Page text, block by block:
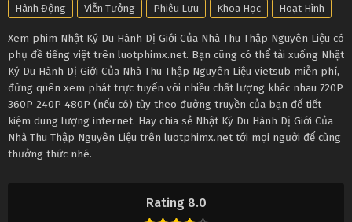
Rating 8.0
Hành Động Viễn Tưởng Phiêu Lưu Khoa Học Hoạt Hình
Xem phim Nhật Ký Du Hành Dị Giới Của Nhà Thu Thập Nguyên Liệu có
phụ đề tiếng việt trên luotphimx.net. Bạn cũng có thể tải xuống Nhật
Ký Du Hành Dị Giới Của Nhà Thu Thập Nguyên Liệu vietsub miễn phí,
đừng quên xem phát trực tuyến với nhiều chất lượng khác nhau 720P
360P 240P 480P (nếu có) tùy theo đường truyền của bạn để tiết
kiệm dung lượng internet. Hãy chia sẻ Nhật Ký Du Hành Dị Giới Của
Nhà Thu Thập Nguyên Liệu trên luotphimx.net tới mọi người để cùng
thưởng thức nhé.